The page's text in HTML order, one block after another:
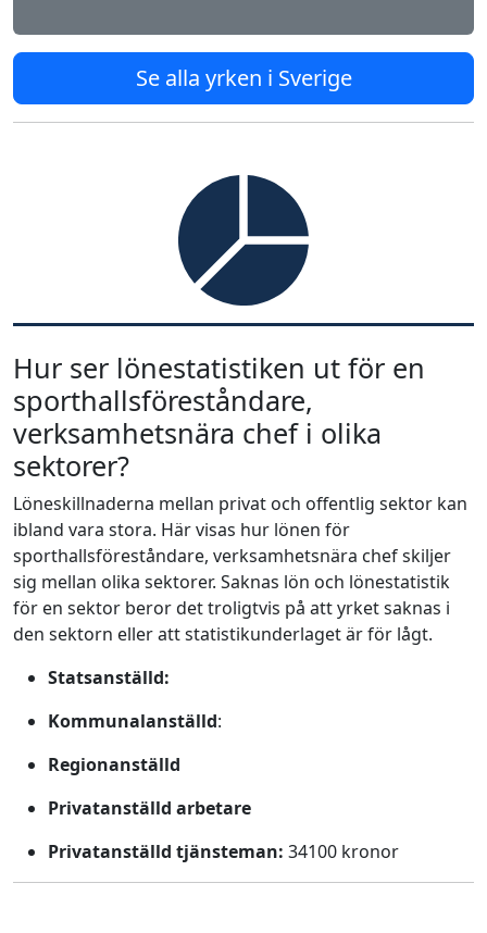
Se alla yrken i Sverige
Hur ser lönestatistiken ut för en
sporthallsföreståndare,
verksamhetsnära chef i olika
sektorer?
Löneskillnaderna mellan privat och offentlig sektor kan
ibland vara stora. Här visas hur lönen för
sporthallsföreståndare, verksamhetsnära chef skiljer
sig mellan olika sektorer. Saknas lön och lönestatistik
för en sektor beror det troligtvis på att yrket saknas i
den sektorn eller att statistikunderlaget är för lågt.
Statsanställd:
Kommunalanställd:
Regionanställd
Privatanställd arbetare
Privatanställd tjänsteman: 34100 kronor